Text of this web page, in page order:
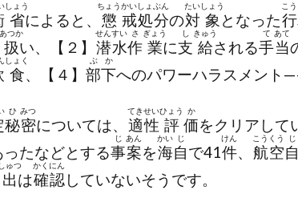
省
しょう
によると、 懲
ちょう
戒
かい
処
しょ
分
ぶん
の対
たい
象
しょう
となった行
こう
扱
あつか
い、【２】 潜
せん
水
すい
作
さ
業
ぎょう
に支
し
給
きゅう
される手
て
当
あて
食
しょく
、【４】 部
ぶ
下
か
へのパワーハラスメント
秘
ひ
密
みつ
については、 適
てき
性
せい
評
ひょう
価
か
をクリアして
ったなどとする事
じ
案
あん
を海
かい
自
じ
で41件
けん
航
こう
空
くう
自
じ
出
しゅつ
は確認
かくにん
していないそうです。